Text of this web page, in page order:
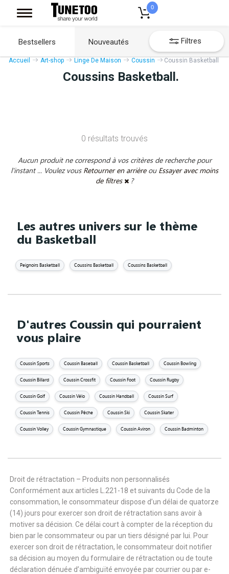
0
Bestsellers Nouveautés Filtres
Accueil Art-shop Linge De Maison Coussin Coussin Basketball
Coussins Basketball.
0 résultats trouvés
Aucun produit ne correspond à vos critères de recherche pour
l'instant ... Voulez vous Retourner en arrière ou Essayer avec moins
de filtres
?
Les autres univers sur le thème
du Basketball
Peignoirs Basketball Coussins Basketball Coussins Basketball
D'autres Coussin qui pourraient
vous plaire
Coussin Sports Coussin Baseball Coussin Basketball Coussin Bowling
Coussin Billard Coussin Crossfit Coussin Foot Coussin Rugby
Coussin Golf Coussin Vélo Coussin Handball Coussin Surf
Coussin Tennis Coussin Pêche Coussin Ski Coussin Skater
Coussin Volley Coussin Gymnastique Coussin Aviron Coussin Badminton
Droit de rétractation – Produits non personnalisés
Conformément aux articles L.221-18 et suivants du Code de la
consommation, le consommateur dispose d’un délai de quatorze
(14) jours pour exercer son droit de rétractation sans avoir à
motiver sa décision. Ce délai court à compter de la réception du
bien par le consommateur ou par un tiers désigné par lui. Pour
exercer son droit de rétractation, le consommateur doit notifier
sa décision au moyen du formulaire de rétractation ou de toute
déclaration dénuée d’ambiguïté envoyée par courrier ou par e-